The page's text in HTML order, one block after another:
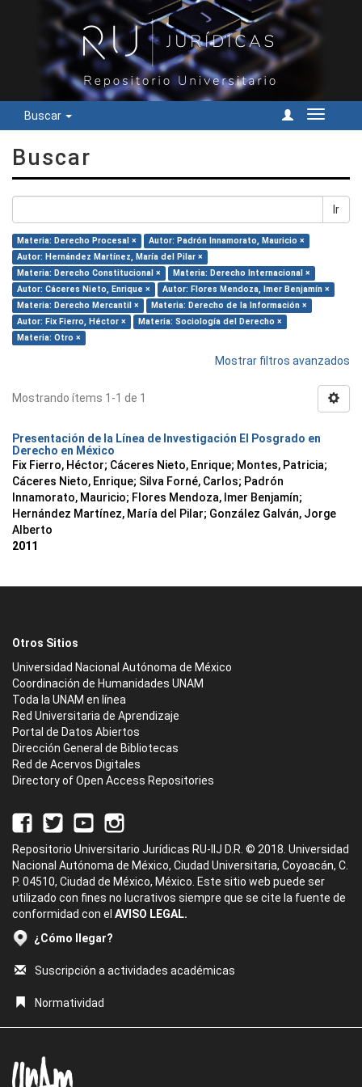
Buscar
Cambiar
Buscar
Ir
Materia: Derecho Procesal ×
Autor: Padrón Innamorato, Mauricio ×
Autor: Hernández Martínez, María del Pilar ×
Materia: Derecho Constitucional ×
Materia: Derecho Internacional ×
Autor: Cáceres Nieto, Enrique ×
Autor: Flores Mendoza, Imer Benjamín ×
Materia: Derecho Mercantil ×
Materia: Derecho de la Información ×
Autor: Fix Fierro, Héctor ×
Materia: Sociología del Derecho ×
Materia: Otro ×
Mostrar filtros avanzados
Mostrando ítems 1-1 de 1
Presentación de la Línea de Investigación El Posgrado en
Derecho en México
Fix Fierro, Héctor; Cáceres Nieto, Enrique; Montes, Patricia;
Cáceres Nieto, Enrique; Silva Forné, Carlos; Padrón
Innamorato, Mauricio; Flores Mendoza, Imer Benjamín;
Hernández Martínez, María del Pilar; González Galván, Jorge
Alberto
2011
Otros Sitios
Universidad Nacional Autónoma de México
Coordinación de Humanidades UNAM
Toda la UNAM en línea
Red Universitaria de Aprendizaje
Portal de Datos Abiertos
Dirección General de Bibliotecas
Red de Acervos Digitales
Directory of Open Access Repositories
Repositorio Universitario Jurídicas RU-IIJ D.R. © 2018. Universidad
Nacional Autónoma de México, Ciudad Universitaria, Coyoacán, C.
P. 04510, Ciudad de México, México. Este sitio web puede ser
utilizado con fines no lucrativos siempre que se cite la fuente de
conformidad con el AVISO LEGAL.
¿Cómo llegar?
Suscripción a actividades académicas
Normatividad